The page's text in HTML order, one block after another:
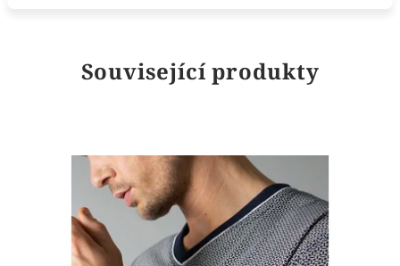
Související produkty